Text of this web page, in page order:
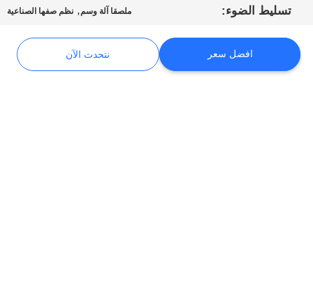
نتحدث
تسليط الضوء: ملصقا آلة وسم, نظم صفها الصناعية
افضل سعر نتحدث الآن